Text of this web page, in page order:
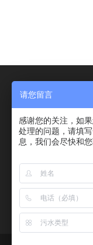
关于我们
公司简介
企业文化
请您留言
感谢您的关注，如
处理的问题，请填
息，我们会尽快和您